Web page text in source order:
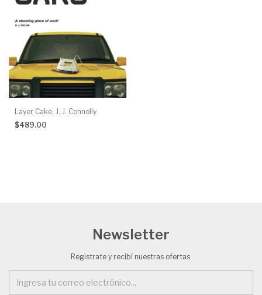
Layer Cake, J. J. Connolly
$489.00
Newsletter
Registrate y recibí nuestras ofertas.